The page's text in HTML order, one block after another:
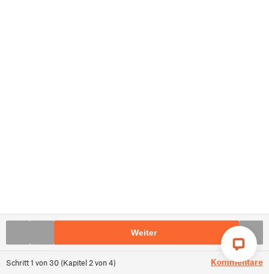
Schritt1 von30 (Kapitel 2von4) Kommentare
Weiter